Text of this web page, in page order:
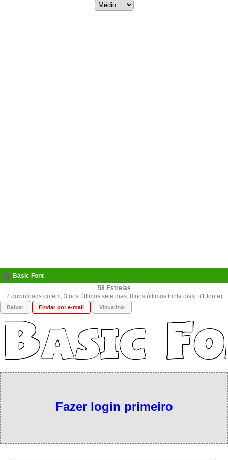
Basic Font
58
2 downloads ontem, 3 nos últimos sete dias, 8 nos últimos trinta dias | (1 fonte)
Baixar Enviar por e-mail Visualizar
Fazer login primeiro